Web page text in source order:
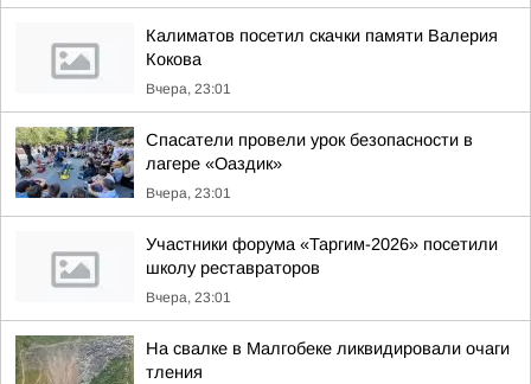
Калиматов посетил скачки памяти Валерия
Кокова
Вчера, 23:01
Спасатели провели урок безопасности в
лагере «Оаздик»
Вчера, 23:01
Участники форума «Таргим-2026» посетили
школу реставраторов
Вчера, 23:01
На свалке в Малгобеке ликвидировали очаги
тления